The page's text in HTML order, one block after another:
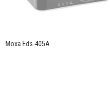
Moxa Eds-405A